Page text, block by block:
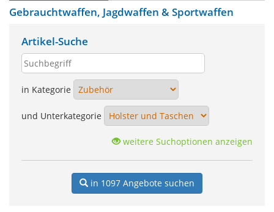
Gebrauchtwaffen, Jagdwaffen & Sportwaffen
Artikel-Suche
in Kategorie
und Unterkategorie
weitere Suchoptionen anzeigen
in 1097 Angebote suchen